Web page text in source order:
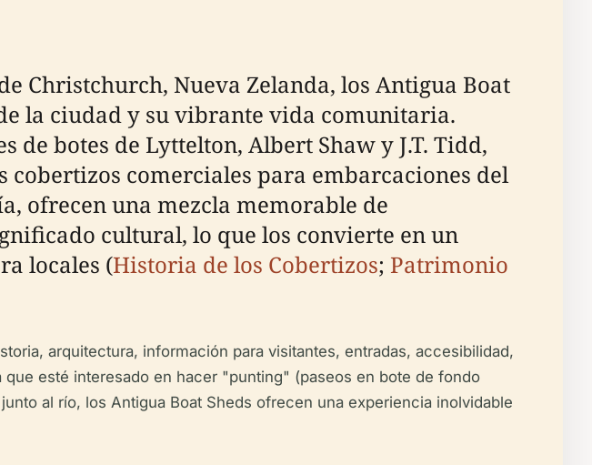
Christchurch, Nueva Zelanda, los Antigua Boat
la ciudad y su vibrante vida comunitaria.
de botes de Lyttelton, Albert Shaw y J.T. Tidd,
cobertizos comerciales para embarcaciones del
ofrecen una mezcla memorable de
cultural, lo que los convierte en un
locales (Historia de los Cobertizos; Patrimonio
arquitectura, información para visitantes, entradas, accesibilidad,
esté interesado en hacer "punting" (paseos en bote de fondo
al río, los Antigua Boat Sheds ofrecen una experiencia inolvidable